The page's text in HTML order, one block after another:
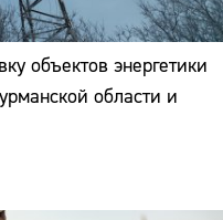
объектов энергетики
области и